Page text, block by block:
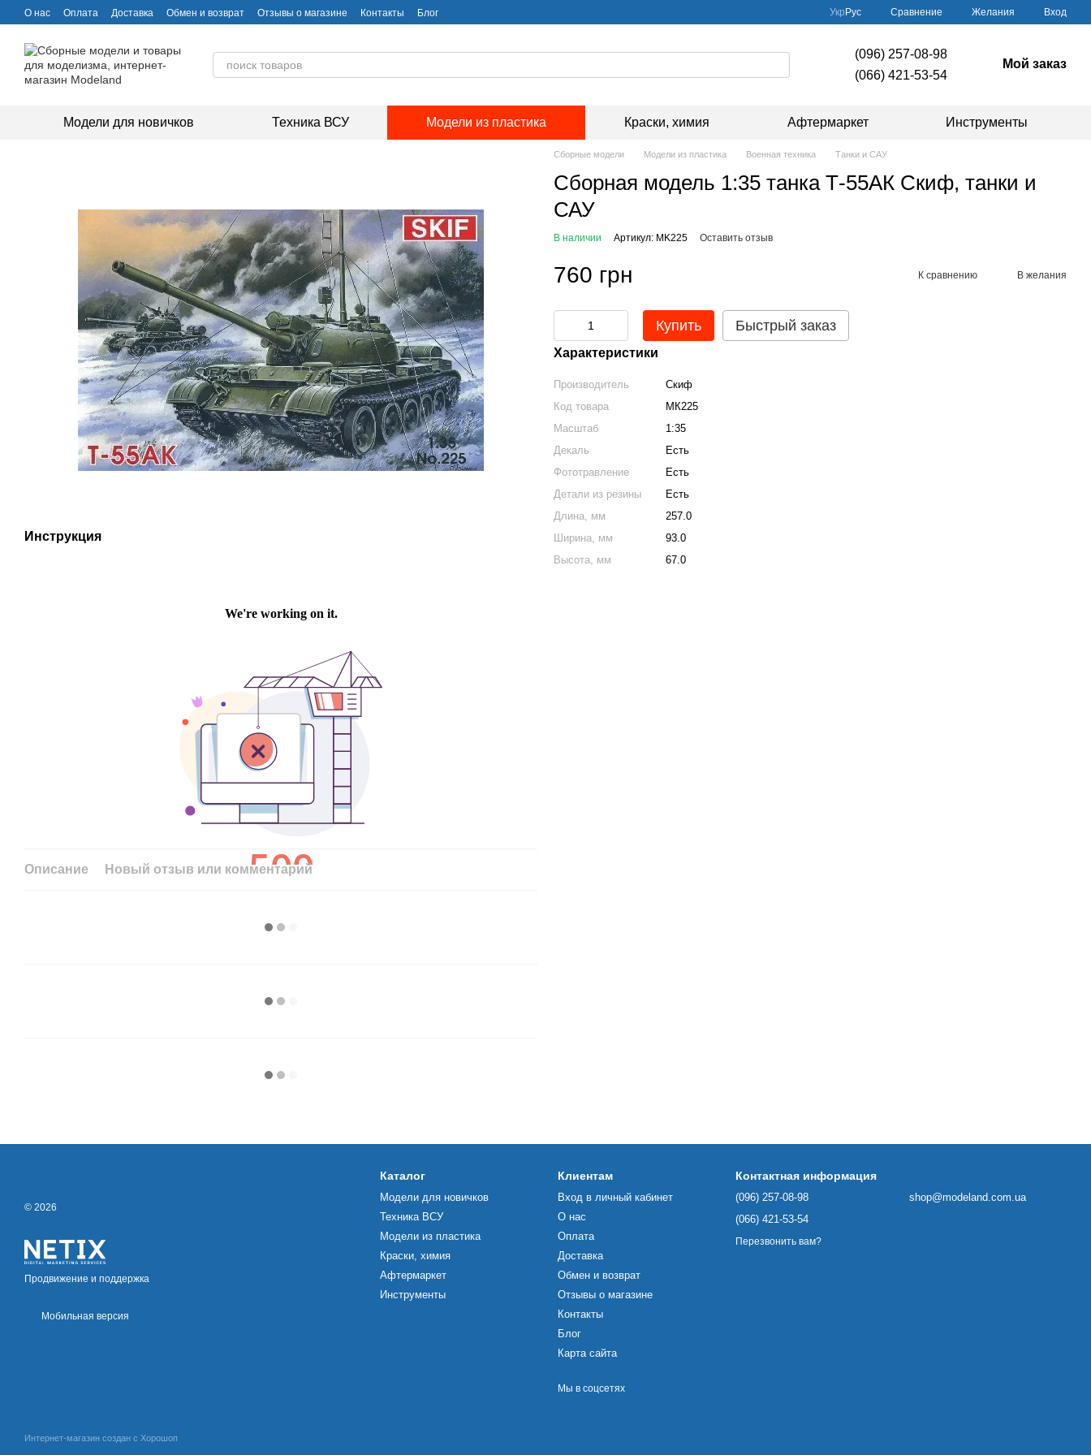
Перейти к основному контенту
О нас Оплата Доставка Обмен и возврат Отзывы о магазине Контакты Блог Укр Рус Сравнение Желания Вход
(096) 257-08-98
(066) 421-53-54
Мой заказ
Модели для новичков Техника ВСУ Модели из пластика Краски, химия Афтермаркет Инструменты
Инструкция
Описание Новый отзыв или комментарий
Сборные модели Модели из пластика Военная техника Танки и САУ
Сборная модель 1:35 танка Т-55АК Скиф, танки и
САУ
В наличии Артикул: MK225 Оставить отзыв
760 грн К сравнению В желания
Купить Быстрый заказ
Характеристики
Производитель
Скиф
Код товара
МК225
Масштаб
1:35
Декаль
Есть
Фототравление
Есть
Детали из резины
Есть
Длина, мм
257.0
Ширина, мм
93.0
Высота, мм
67.0
© 2026
Продвижение и поддержка
Мобильная версия
Интернет-магазин создан с Хорошоп
Каталог
Модели для новичков
Техника ВСУ
Модели из пластика
Краски, химия
Афтермаркет
Инструменты
Клиентам
Вход в личный кабинет
О нас
Оплата
Доставка
Обмен и возврат
Отзывы о магазине
Контакты
Блог
Карта сайта
Мы в соцсетях
Контактная информация
(096) 257-08-98
(066) 421-53-54
Перезвонить вам?
shop@modeland.com.ua